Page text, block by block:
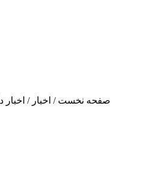
قائم مقام مدیرعامل در
صفحه نخست / اخبار / اخبار